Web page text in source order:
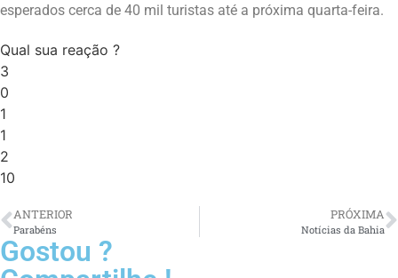
esperados cerca de 40 mil turistas até a próxima quarta-feira.
Qual sua reação ?
3
0
1
1
2
10
ANTERIOR
Parabéns
PRÓXIMA
Notícias da Bahia
Gostou ?